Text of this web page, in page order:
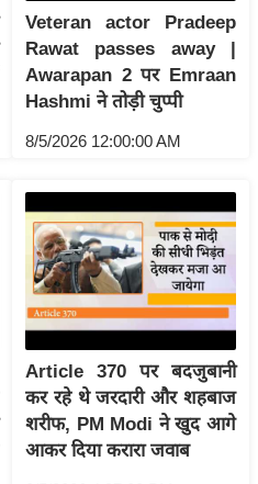
Veteran actor Pradeep
Rawat passes away |
Awarapan 2 पर Emraan
Hashmi ने तोड़ी चुप्पी
8/5/2026 12:00:00 AM
Article 370 पर बदजुबानी
कर रहे थे जरदारी और शहबाज
शरीफ, PM Modi ने खुद आगे
आकर दिया करारा जवाब